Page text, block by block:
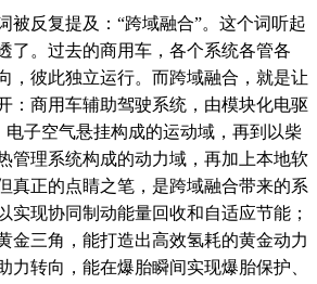
被反复提及：“跨域融合”。这个词听起
了。过去的商用车，各个系统各管各
，彼此独立运行。而跨域融合，就是让
：商用车辅助驾驶系统，由模块化电驱
子空气悬挂构成的运动域，再到以柴
管理系统构成的动力域，再加上本地软
真正的点睛之笔，是跨域融合带来的系
现协同制动能量回收和自适应节能；
金三角，能打造出高效氢耗的黄金动力
转向，能在爆胎瞬间实现爆胎保护、